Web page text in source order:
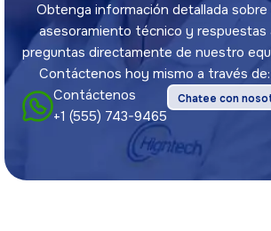
Obtenga información detallada sobre
asesoramiento técnico y respuestas
preguntas directamente de nuestro
Contáctenos hoy mismo a través
Contáctenos
+1 (555) 743-9465
Chatee con